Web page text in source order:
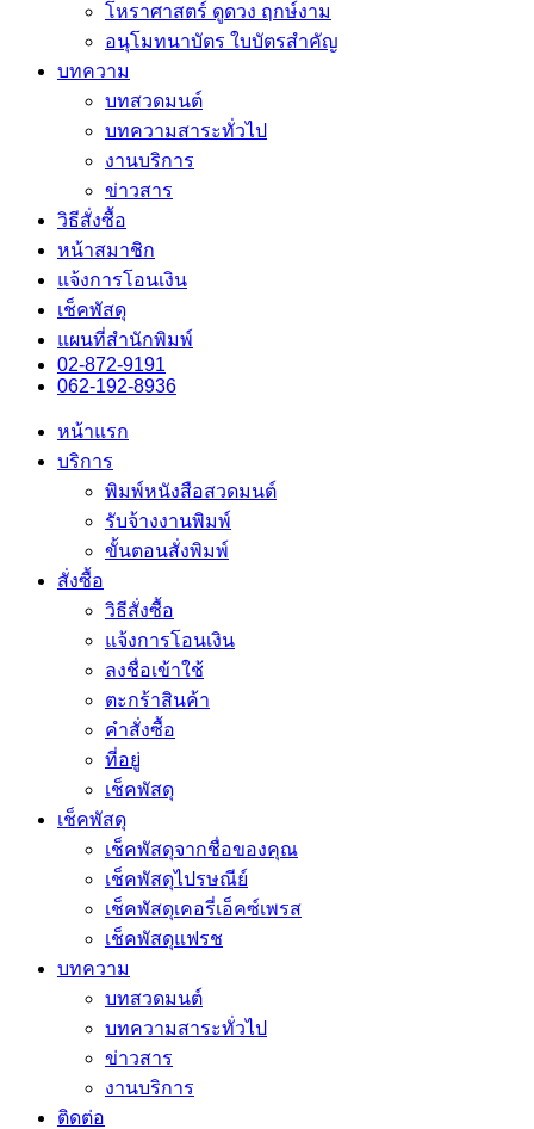
โหราศาสตร์ ดูดวง ฤกษ์งาม
อนุโมทนาบัตร ใบบัตรสำคัญ
บทความ
บทสวดมนต์
บทความสาระทั่วไป
งานบริการ
ข่าวสาร
วิธีสั่งซื้อ
หน้าสมาชิก
แจ้งการโอนเงิน
เช็คพัสดุ
แผนที่สำนักพิมพ์
02-872-9191
062-192-8936
หน้าแรก
บริการ
พิมพ์หนังสือสวดมนต์
รับจ้างงานพิมพ์
ขั้นตอนสั่งพิมพ์
สั่งซื้อ
วิธีสั่งซื้อ
แจ้งการโอนเงิน
ลงชื่อเข้าใช้
ตะกร้าสินค้า
คำสั่งซื้อ
ที่อยู่
เช็คพัสดุ
เช็คพัสดุ
เช็คพัสดุจากชื่อของคุณ
เช็คพัสดุไปรษณีย์
เช็คพัสดุเคอรี่เอ็คซ์เพรส
เช็คพัสดุแฟรช
บทความ
บทสวดมนต์
บทความสาระทั่วไป
ข่าวสาร
งานบริการ
ติดต่อ